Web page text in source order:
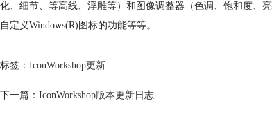
化、细节、等高线、浮雕等）和图像调整器（色调、饱和度、
自定义Windows(R)图标的功能等等。
标签： IconWorkshop更新
下一篇： IconWorkshop版本更新日志